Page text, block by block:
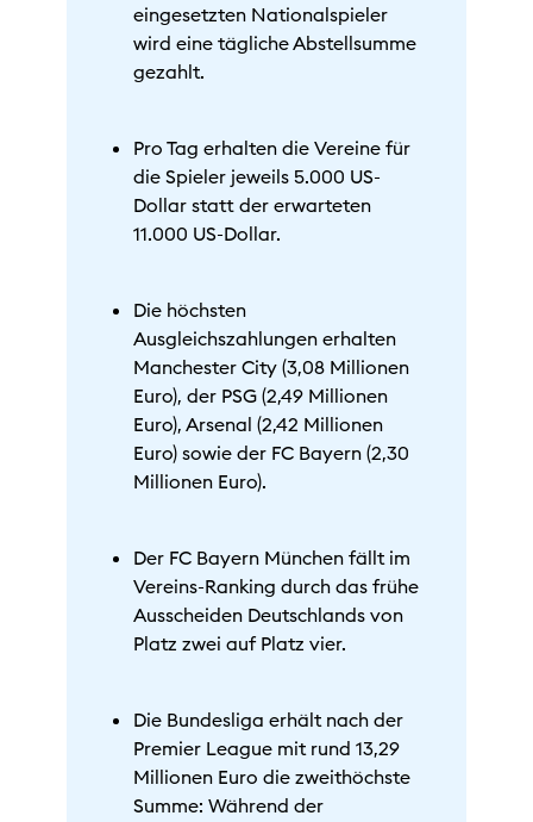
eingesetzten Nationalspieler
wird eine tägliche Abstellsumme
gezahlt.
Pro Tag erhalten die Vereine für
die Spieler jeweils 5.000 US-
Dollar statt der erwarteten
11.000 US-Dollar.
Die höchsten
Ausgleichszahlungen erhalten
Manchester City (3,08 Millionen
Euro), der PSG (2,49 Millionen
Euro), Arsenal (2,42 Millionen
Euro) sowie der FC Bayern (2,30
Millionen Euro).
Der FC Bayern München fällt im
Vereins-Ranking durch das frühe
Ausscheiden Deutschlands von
Platz zwei auf Platz vier.
Die Bundesliga erhält nach der
Premier League mit rund 13,29
Millionen Euro die zweithöchste
Summe: Während der